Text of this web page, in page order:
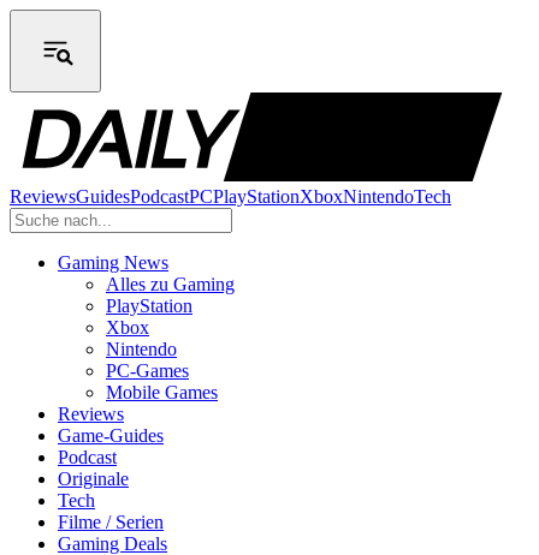
ReviewsGuidesPodcastPCPlayStationXboxNintendoTech
Gaming News
Alles zu Gaming
PlayStation
Xbox
Nintendo
PC-Games
Mobile Games
Reviews
Game-Guides
Podcast
Originale
Tech
Filme / Serien
Gaming Deals